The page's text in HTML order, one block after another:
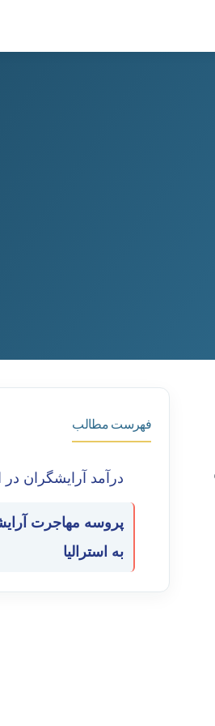
فهرست مطالب
درآمد آرایشگران در
پروسه مهاجرت
به استرالیا